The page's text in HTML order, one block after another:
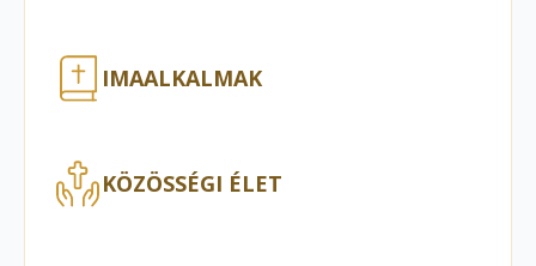
IMAALKALMAK
KÖZÖSSÉGI ÉLET